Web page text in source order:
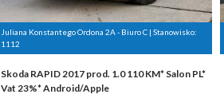
Juliana Konstantego Ordona 2A - Biuro C | Stanowisko:
1112
Skoda RAPID 2017 prod. 1.0 110 KM* Salon PL*
Vat 23%* Android/Apple